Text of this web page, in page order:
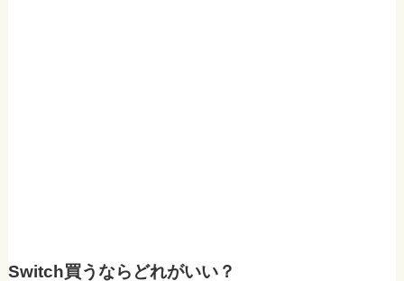
Switch買うならどれがいい？